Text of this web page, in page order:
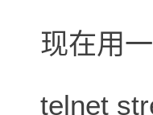
现在用
telnet